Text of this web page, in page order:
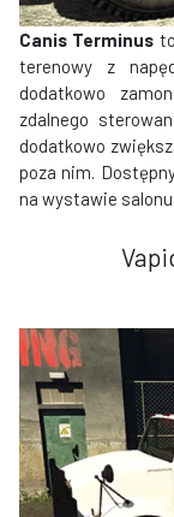
Canis Terminus
terenowy z
dodatkowo
zdalnego
dodatkowo
poza nim.
na wystawie